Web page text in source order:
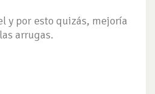
y por esto quizás, mejoría
arrugas.